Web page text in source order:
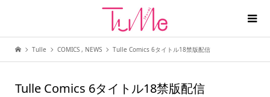
Tulle COMICS , NEWS Tulle Comics 6タイトル18禁版配信
Tulle Comics 6タイトル18禁版配信